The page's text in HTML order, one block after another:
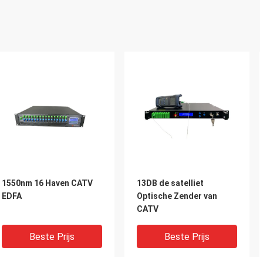
1550nm 16 Haven CATV
EDFA
Beste Prijs
13DB de satelliet
Optische Zender van
CATV
Beste Prijs